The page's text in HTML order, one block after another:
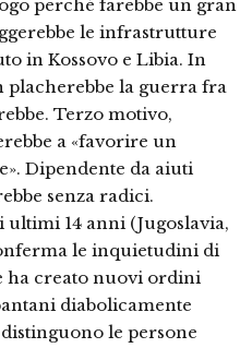
perché farebbe un gran
le infrastrutture
in Kossovo e Libia. In
placherebbe la guerra fra
Terzo motivo,
a «favorire un
Dipendente da aiuti
senza radici.
14 anni (Jugoslavia,
le inquietudini di
ha creato nuovi ordini
diabolicamente
le persone